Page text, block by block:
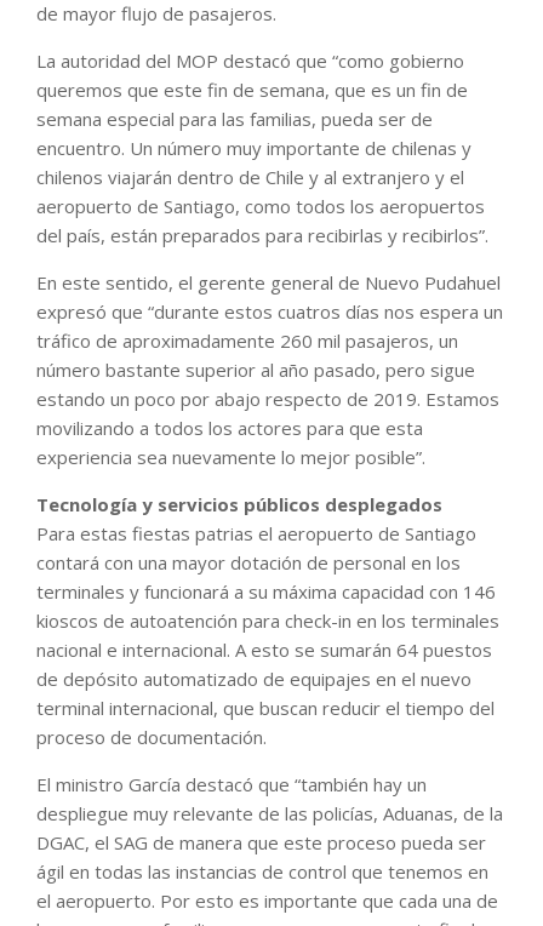
de mayor flujo de pasajeros.
La autoridad del MOP destacó que “como gobierno
queremos que este fin de semana, que es un fin de
semana especial para las familias, pueda ser de
encuentro. Un número muy importante de chilenas y
chilenos viajarán dentro de Chile y al extranjero y el
aeropuerto de Santiago, como todos los aeropuertos
del país, están preparados para recibirlas y recibirlos”.
En este sentido, el gerente general de Nuevo Pudahuel
expresó que “durante estos cuatros días nos espera un
tráfico de aproximadamente 260 mil pasajeros, un
número bastante superior al año pasado, pero sigue
estando un poco por abajo respecto de 2019. Estamos
movilizando a todos los actores para que esta
experiencia sea nuevamente lo mejor posible”.
Tecnología y servicios públicos desplegados
Para estas fiestas patrias el aeropuerto de Santiago
contará con una mayor dotación de personal en los
terminales y funcionará a su máxima capacidad con 146
kioscos de autoatención para check-in en los terminales
nacional e internacional. A esto se sumarán 64 puestos
de depósito automatizado de equipajes en el nuevo
terminal internacional, que buscan reducir el tiempo del
proceso de documentación.
El ministro García destacó que “también hay un
despliegue muy relevante de las policías, Aduanas, de la
DGAC, el SAG de manera que este proceso pueda ser
ágil en todas las instancias de control que tenemos en
el aeropuerto. Por esto es importante que cada una de